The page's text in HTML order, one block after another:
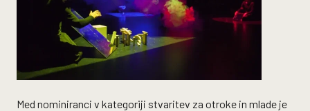
Med nominiranci v kategoriji stvaritev za otroke in mlade je